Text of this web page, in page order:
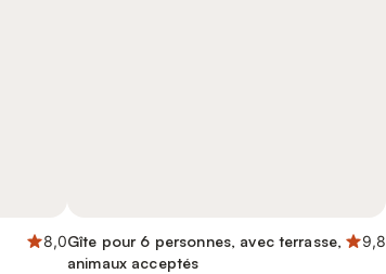
8,0Gîte pour 6 personnes, avec terrasse,
animaux acceptés
9,8